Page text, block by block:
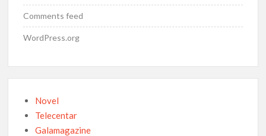
Comments feed
WordPress.org
Novel
Telecentar
Galamagazine